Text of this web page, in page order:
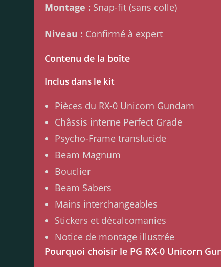
Montage : Snap-fit (sans colle)
Niveau : Confirmé à expert
Contenu de la boîte
Inclus dans le kit
Pièces du RX-0 Unicorn Gundam
Châssis interne Perfect Grade
Psycho-Frame translucide
Beam Magnum
Bouclier
Beam Sabers
Mains interchangeables
Stickers et décalcomanies
Notice de montage illustrée
Pourquoi choisir le PG RX-0 Unicorn